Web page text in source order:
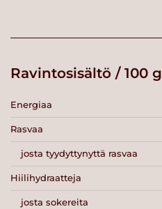
Ravintosisältö / 100 g
Energiaa
Rasvaa
josta tyydyttynyttä rasvaa
Hiilihydraatteja
josta sokereita